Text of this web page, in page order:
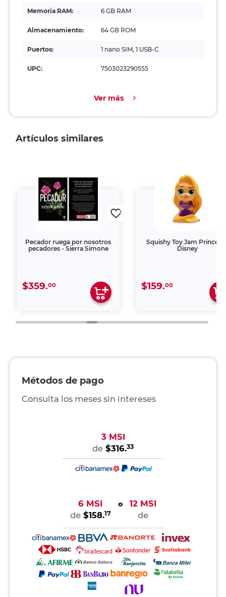
Memoria RAM: 6 GB RAM
Almacenamiento: 64 GB ROM
Puertos: 1 nano SIM, 1 USB-C
UPC: 7503023290555
Ver más
Artículos similares
Pecador ruega por nosotros
pecadores - Sierra Simone
$359.00
Squishy Toy Jam
Disney
$159.00
Métodos de pago
Consulta los meses sin intereses
3 MSI
de $316.33
6 MSI
de $158.17
o
12 MSI
de